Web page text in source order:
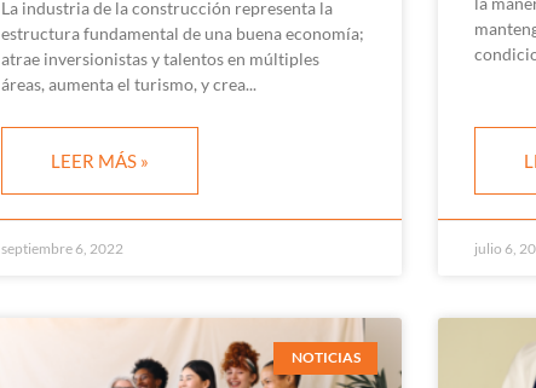
La industria de la construcción representa la
estructura fundamental de una buena economía;
atrae inversionistas y talentos en múltiples
áreas, aumenta el turismo, y crea
LEER MÁS »
septiembre 6, 2022 julio 6,
NOTICIAS